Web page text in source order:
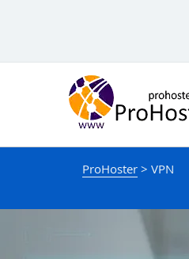
ProHoster > VPN